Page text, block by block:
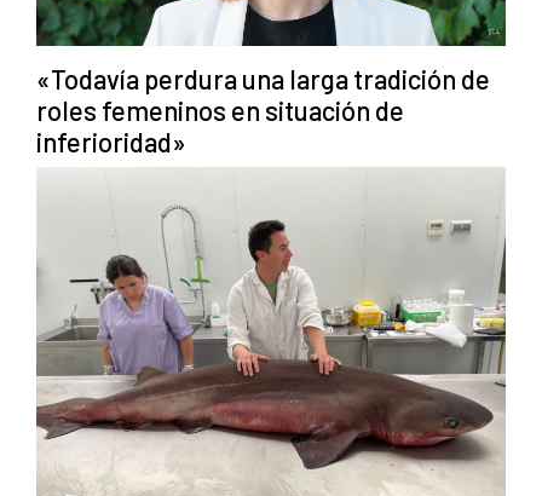
«Todavía perdura una larga tradición de
roles femeninos en situación de
inferioridad»